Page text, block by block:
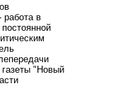
работа в
газеты "Новый